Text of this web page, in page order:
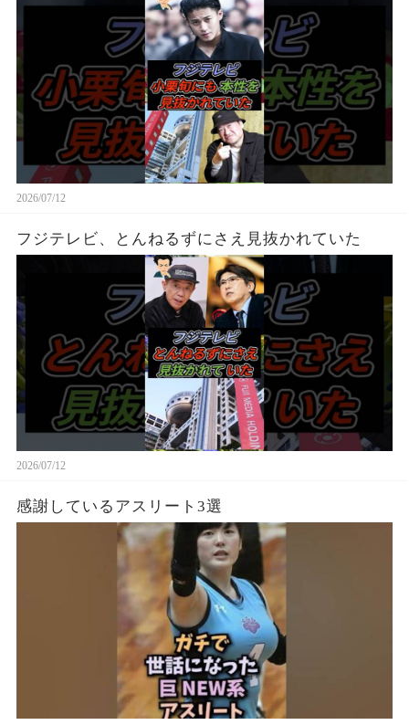
2026/07/12
フジテレビ、とんねるずにさえ見抜かれていた
2026/07/12
感謝しているアスリート3選